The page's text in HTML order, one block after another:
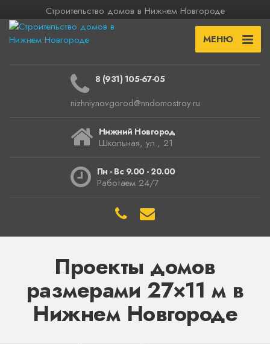
Строительство домов в Нижнем Новгороде
МЕНЮ
8 (931) 105-67-05
nizhniynovgorod@nndomostroy.ru
Нижний Новгород
Школьная, ул., 21
Пн - Вс 9.00 - 20.00
Работаем 24/7
Проекты домов
размерами 27×11 м в
Нижнем Новгороде